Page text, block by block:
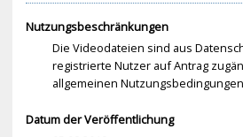
Nutzungsbeschränkungen
Die Videodateien sind aus
registrierte Nutzer auf Antrag
allgemeinen
Datum der Veröffentlichung